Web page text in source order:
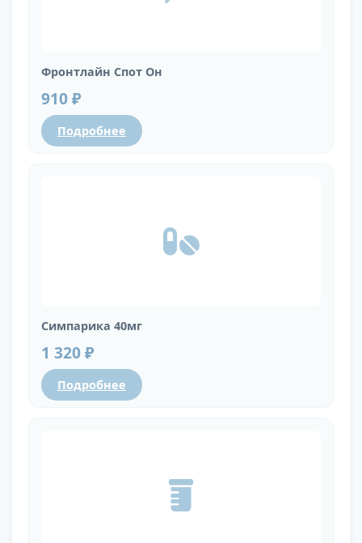
Фронтлайн Спот Он
910 ₽
Подробнее
Симпарика 40мг
1 320 ₽
Подробнее